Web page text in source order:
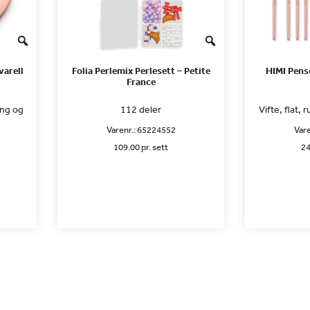
og
Folia Perlemix Perlesett – Petite
France
112 deler
Varenr.:65224552
109.00 pr. sett
HIMI
Vifte, flat,